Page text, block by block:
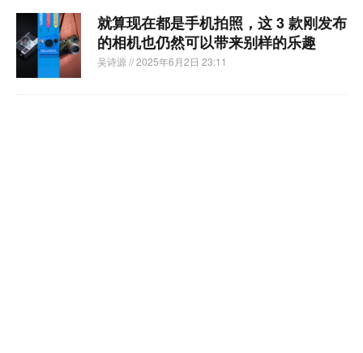
就算现在都是手机拍照，这 3 款刚发布
的相机也仍然可以带来别样的乐趣
吴诗源 // 2025年6月2日 23:11